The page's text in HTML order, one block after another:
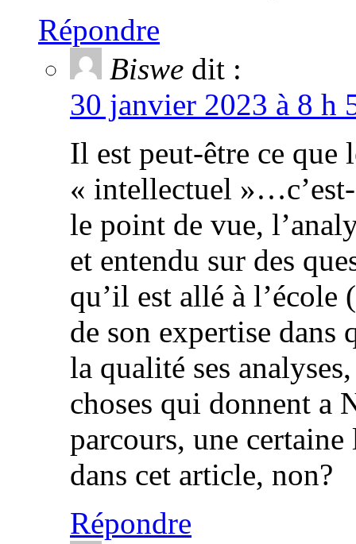
Répondre
Biswe dit :
30 janvier 2023 à 8 h
Il est peut-être ce que
« intellectuel
le point de vue,
et entendu sur des
qu’il est allé à
de son expertise dans
la qualité ses
choses qui donnent a
parcours, une
dans cet article, non?
Répondre